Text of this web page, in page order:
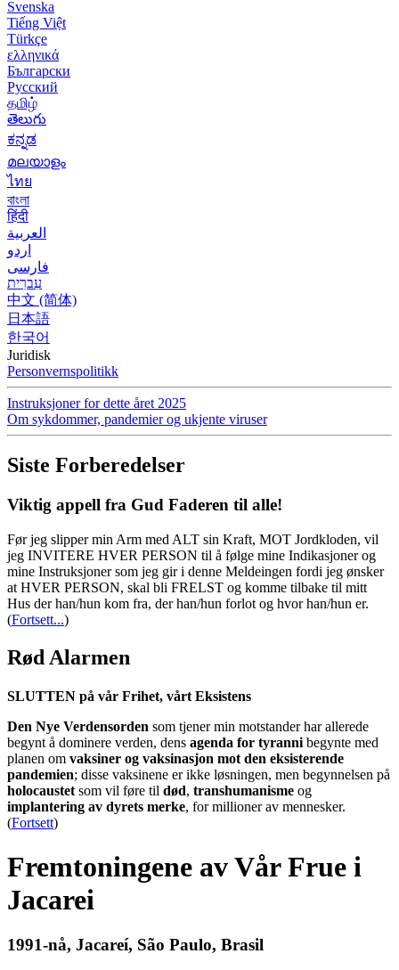
Svenska
Tiếng Việt
Türkçe
ελληνικά
Български
Русский
தமிழ்
తెలుగు
ಕನ್ನಡ
മലയാളം
ไทย
বাংলা
हिंदी
العربية
اردو
فارسی
עִברִית
中文 (简体)
日本語
한국어
Juridisk
Personvernspolitikk
Instruksjoner for dette året 2025
Om sykdommer, pandemier og ukjente viruser
Siste Forberedelser
Viktig appell fra Gud Faderen til alle!
Før jeg slipper min Arm med ALT sin Kraft, MOT Jordkloden, vil
jeg INVITERE HVER PERSON til å følge mine Indikasjoner og
mine Instruksjoner som jeg gir i denne Meldeingen fordi jeg ønsker
at HVER PERSON, skal bli FRELST og komme tilbake til mitt
Hus der han/hun kom fra, der han/hun forlot og hvor han/hun er.
(Fortsett...)
Rød Alarmen
SLUTTEN på vår Frihet, vårt Eksistens
Den Nye Verdensorden som tjener min motstander har allerede
begynt å dominere verden, dens agenda for tyranni begynte med
planen om vaksiner og vaksinasjon mot den eksisterende
pandemien; disse vaksinene er ikke løsningen, men begynnelsen på
holocaustet som vil føre til død, transhumanisme og
implantering av dyrets merke, for millioner av mennesker.
(Fortsett)
Fremtoningene av Vår Frue i
Jacarei
1991-nå, Jacareí, São Paulo, Brasil